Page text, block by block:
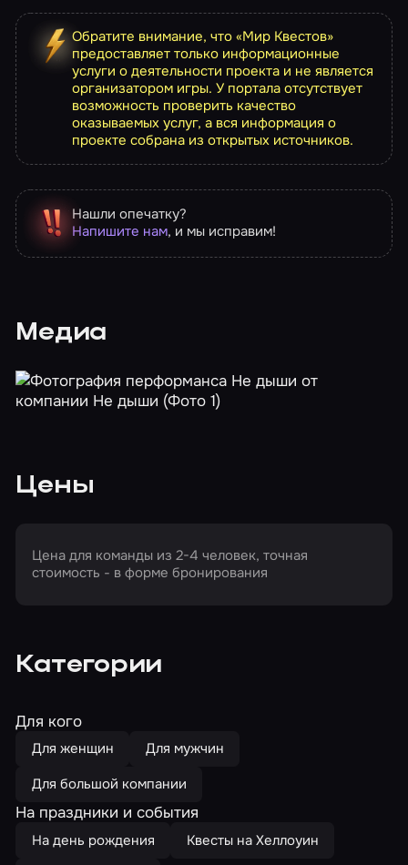
Обратите внимание, что «Мир Квестов»
предоставляет только информационные
услуги о деятельности проекта и не является
организатором игры. У портала отсутствует
возможность проверить качество
оказываемых услуг, а вся информация о
проекте собрана из открытых источников.
Нашли опечатку?
Напишите нам, и мы исправим!
Медиа
Цены
Цена для команды из 2-4 человек, точная
стоимость - в форме бронирования
Категории
Для кого
Для женщин
Для мужчин
Для большой компании
На праздники и события
На день рождения
Квесты на Хеллоуин